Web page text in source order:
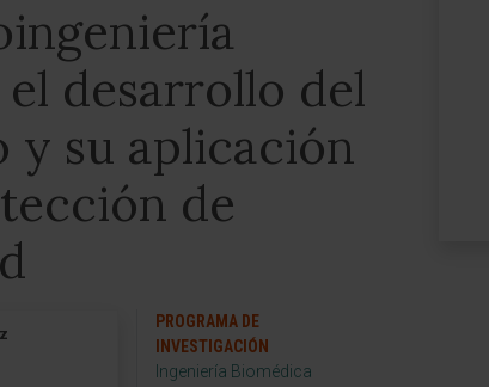
desarrollo del
y su aplicación
de
PROGRAMA DE
INVESTIGACIÓN
Ingeniería Biomédica